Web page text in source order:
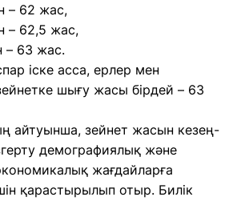
– 62 жас,
– 62,5 жас,
– 63 жас.
іске асса, ерлер мен
шығу жасы бірдей – 63
айтуынша, зейнет жасын кезең-
демографиялық және
жағдайларға
қарастырылып отыр. Билік